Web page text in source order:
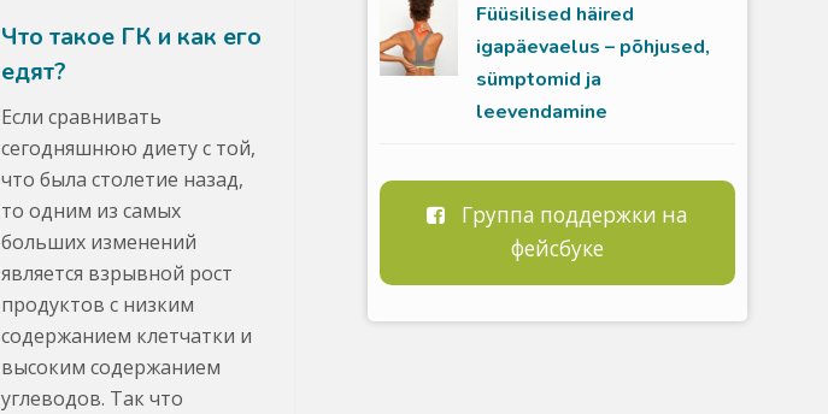
Что такое ГК и как его
едят?
Если сравнивать
сегодняшнюю диету с той,
что была столетие назад,
то одним из самых
больших изменений
является взрывной рост
продуктов с низким
содержанием клетчатки и
высоким содержанием
углеводов. Так что
Füüsilised häired
igapäevaelus – põhjused,
sümptomid ja
leevendamine
Группа поддержки на
фейсбуке